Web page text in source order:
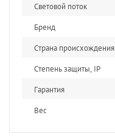
Световой поток
Бренд
Страна происхождения
Степень защиты, IP
Гарантия
Вес